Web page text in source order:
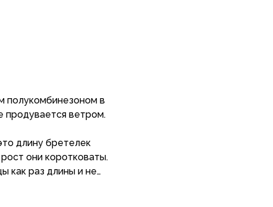
полукомбинезоном в
продувается ветром.
они коротковаты.
длины и не